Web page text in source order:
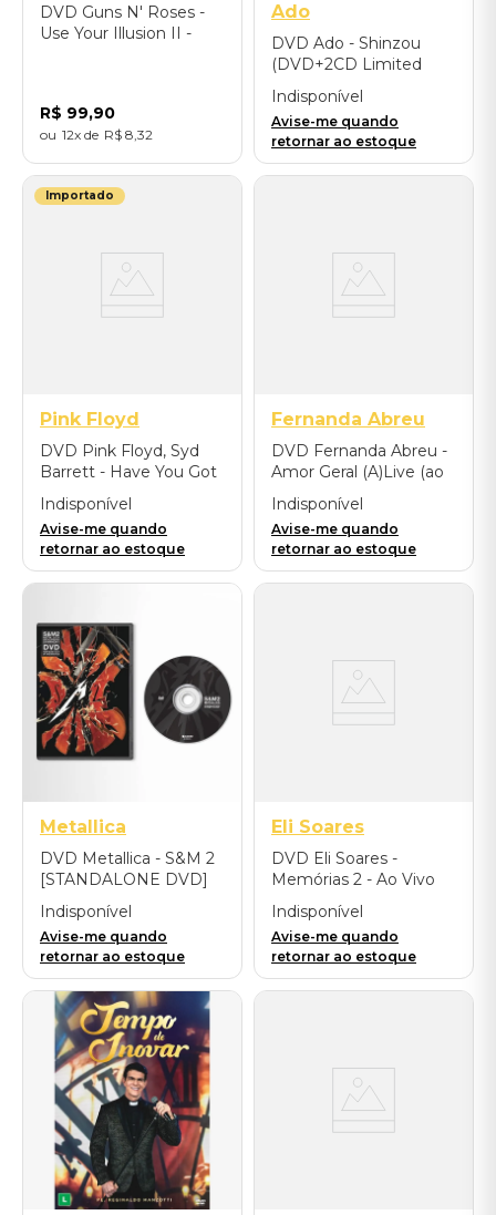
DVD Guns N' Roses -
Use Your Illusion II -
R$ 99,90
12 R$ 8 32
Ado
DVD Ado - Shinzou
(DVD+2CD Limited
Edition) - Importado
Indisponível
Avise-me quando
retornar ao estoque
Importado
Pink Floyd
DVD Pink Floyd, Syd
Barrett - Have You Got
It Yet? The History Of
(DVD+Blu-ray) -
Importado
Indisponível
Avise-me quando
retornar ao estoque
Fernanda Abreu
DVD Fernanda Abreu -
Amor Geral (A)Live (ao
vivo)
Indisponível
Avise-me quando
retornar ao estoque
Metallica
DVD Metallica - S&M 2
[STANDALONE DVD]
Indisponível
Avise-me quando
retornar ao estoque
Eli Soares
DVD Eli Soares -
Memórias 2 - Ao Vivo
em Belo Horizonte
Indisponível
Avise-me quando
retornar ao estoque